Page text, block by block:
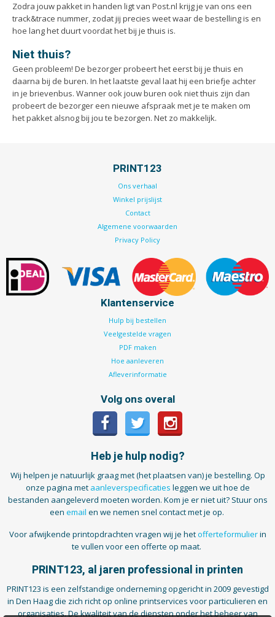
Foto's
Geboortekaartjes
Hand-outs/Losbladig
Handleidingen
Kaarten
Kalenders
Kerstkaarten
Rapporten/Verslagen
Rouwkaarten
Zodra jouw pakket in handen ligt van Post.nl krijg je van ons een
track&trace nummer, zodat jij precies weet waar de bestelling is en
hoe lang het duurt voordat het bij je thuis is.
Niet thuis?
Geen probleem! De bezorger probeert het eerst bij je thuis en
daarna bij de buren. In het laatste geval laat hij een briefje achter
in je brievenbus. Wanner ook jouw buren ook niet thuis zijn dan
probeert de bezorger een nieuwe afspraak met je te maken om
het pakket alsnog bij jou te bezorgen. Net zo makkelijk.
PRINT123
Ons verhaal
Winkel prijslijst
Contact
Algemene voorwaarden
Privacy Policy
Klantenservice
Hulp bij bestellen
Veelgestelde vragen
PDF maken
Hoe aanleveren
Afleverinformatie
Volg ons overal
Heb je hulp nodig?
Wij helpen je natuurlijk graag met (het plaatsen van) je bestelling. Op
onze pagina met aanleverspecificaties leggen we uit hoe de
bestanden aangeleverd moeten worden. Kom je er niet uit? Stuur ons
een email en we nemen snel contact met je op.
Voor afwijkende printopdrachten vragen wij je hetofferteformulierin
te vullen voor een offerte op maat.
PRINT123, al jaren professional in printen
PRINT123 is een zelfstandige onderneming opgericht in 2009 gevestigd
in Den Haag die zich richt op online printservices voor particulieren en
organisaties. De kwaliteit van de diensten onder het beheer van